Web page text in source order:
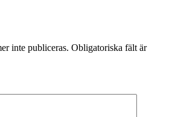
inte publiceras. Obligatoriska fält är